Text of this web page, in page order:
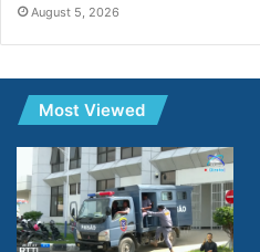
August 5, 2026
Most Viewed